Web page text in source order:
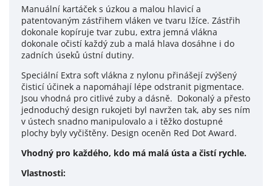
Manuální kartáček s úzkou a malou hlavicí a
patentovaným zástřihem vláken ve tvaru lžíce. Zástřih
dokonale kopíruje tvar zubu, extra jemná vlákna
dokonale očistí každý zub a malá hlava dosáhne i do
zadních úseků ústní dutiny.
Speciální Extra soft vlákna z nylonu přinášejí zvýšený
čisticí účinek a napomáhají lépe odstranit pigmentace.
Jsou vhodná pro citlivé zuby a dásně. Dokonalý a přesto
jednoduchý design rukojeti byl navržen tak, aby ses ním
v ústech snadno manipulovalo a i těžko dostupné
plochy byly vyčištěny. Design oceněn Red Dot Award.
Vhodný pro každého, kdo má malá ústa a čistí rychle.
Vlastnosti: